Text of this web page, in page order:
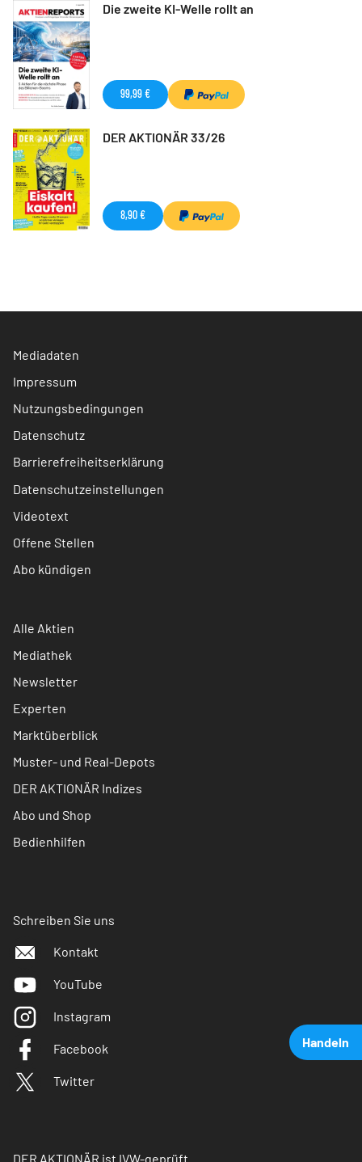
Handeln
Die zweite KI-Welle rollt an
99,99 €
DER AKTIONÄR 33/26
8,90 €
Mediadaten
Impressum
Nutzungsbedingungen
Datenschutz
Barrierefreiheitserklärung
Datenschutzeinstellungen
Videotext
Offene Stellen
Abo kündigen
Alle Aktien
Mediathek
Newsletter
Experten
Marktüberblick
Muster- und Real-Depots
DER AKTIONÄR Indizes
Abo und Shop
Bedienhilfen
Schreiben Sie uns
Kontakt
YouTube
Instagram
Facebook
Twitter
DER AKTIONÄR ist IVW-geprüft